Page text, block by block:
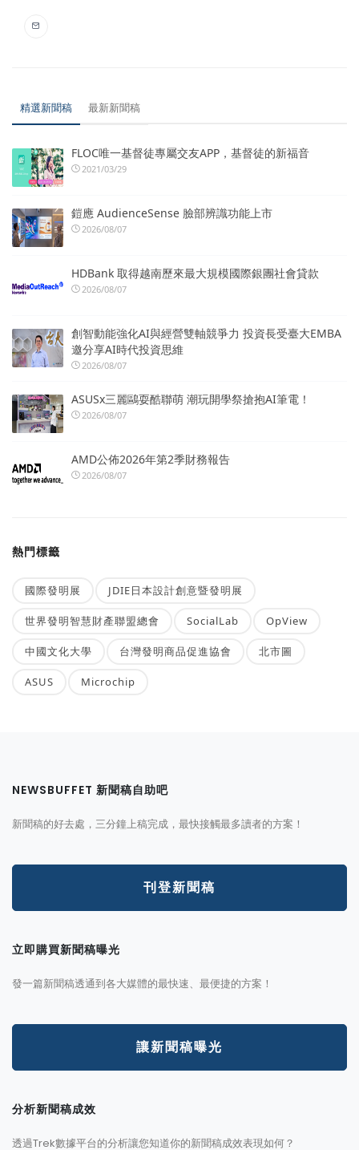
精選新聞稿 最新新聞稿
FLOC唯一基督徒專屬交友APP，基督徒的新福音
2021/03/29
鎧應 AudienceSense 臉部辨識功能上市
2026/08/07
HDBank 取得越南歷來最大規模國際銀團社會貸款
2026/08/07
創智動能強化AI與經營雙軸競爭力 投資長受臺大EMBA
邀分享AI時代投資思維
2026/08/07
ASUSx三麗鷗耍酷聯萌 潮玩開學祭搶抱AI筆電！
2026/08/07
AMD公佈2026年第2季財務報告
2026/08/07
熱門標籤
國際發明展 JDIE日本設計創意暨發明展
世界發明智慧財產聯盟總會 SocialLab OpView
中國文化大學 台灣發明商品促進協會 北市圖
ASUS Microchip
NEWSBUFFET 新聞稿自助吧
新聞稿的好去處，三分鐘上稿完成，最快接觸最多讀者的方案！
刊登新聞稿
立即購買新聞稿曝光
發一篇新聞稿透通到各大媒體的最快速、最便捷的方案！
讓新聞稿曝光
分析新聞稿成效
透過Trek數據平台的分析讓您知道你的新聞稿成效表現如何？